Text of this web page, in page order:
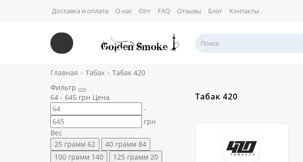
Доставка и оплата О нас Опт FAQ Отзывы Блог Контакты
Главная Табак
Табак 420
Фильтр
64 - 645 грн Цена
-
грн
Вес
25 грамм 62 40 грамм 84
100 грамм 140 125 грамм 20
Табак 420